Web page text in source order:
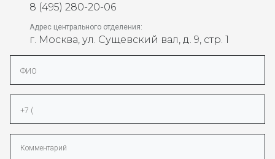
8 (495) 280-20-06
Адрес центрального отделения:
г. Москва, ул. Cущевский вал, д. 9, стр. 1